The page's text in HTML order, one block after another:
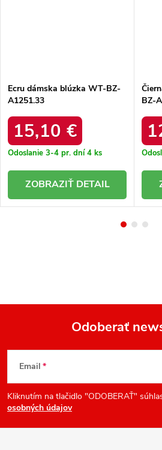
Ecru dámska blúzka WT-BZ-
A1251.33
15,10 €
Odoslanie 3-4 pr. dní4 ks
DETAIL
BZ-
i
Odoberať
Email
Kliknutím na tlačidlo "ODOBERAŤ"
osobných údajov